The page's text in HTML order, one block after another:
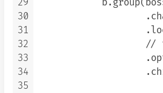
29
30
31
32
33
34
35
//